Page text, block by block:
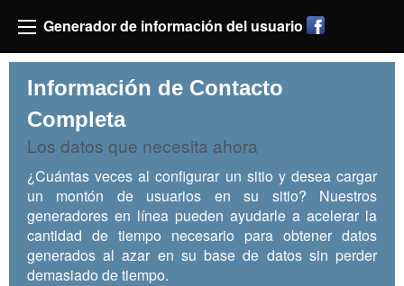
Generador de información del usuario
Información de Contacto
Completa
Los datos que necesita ahora
¿Cuántas veces al configurar un sitio y desea cargar
un montón de usuarios en su sitio? Nuestros
generadores en línea pueden ayudarle a acelerar la
cantidad de tiempo necesario para obtener datos
generados al azar en su base de datos sin perder
demasiado de tiempo.